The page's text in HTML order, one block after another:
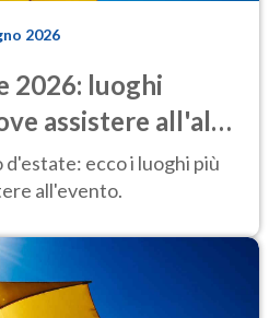
2026
2026: luoghi
assistere all'alba
d'estate: ecco i luoghi più
all'evento.